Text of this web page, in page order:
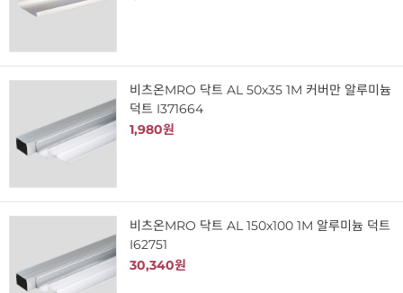
비츠온MRO 닥트 AL 50x35 1M 커버만 알루미늄
덕트 I371664
1,980원
비츠온MRO 닥트 AL 150x100 1M 알루미늄 덕트
I62751
30,340원